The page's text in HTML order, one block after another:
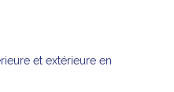
et extérieure en